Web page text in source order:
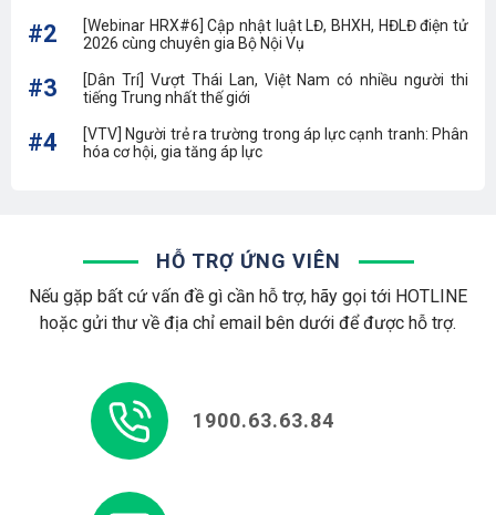
#2
[Webinar HRX#6] Cập nhật luật LĐ, BHXH, HĐLĐ điện tử
2026 cùng chuyên gia Bộ Nội Vụ
#3
[Dân Trí] Vượt Thái Lan, Việt Nam có nhiều người thi
tiếng Trung nhất thế giới
#4
[VTV] Người trẻ ra trường trong áp lực cạnh tranh: Phân
hóa cơ hội, gia tăng áp lực
HỖ TRỢ ỨNG VIÊN
Nếu gặp bất cứ vấn đề gì cần hỗ trợ, hãy gọi tới HOTLINE
hoặc gửi thư về địa chỉ email bên dưới để được hỗ trợ.
1900.63.63.84